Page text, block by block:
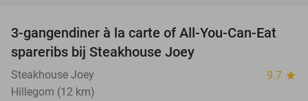
32%
3-gangendiner à la carte of All-You-Can-Eat
spareribs bij Steakhouse Joey
Steakhouse Joey 9.7 star
Hillegom (12 km)